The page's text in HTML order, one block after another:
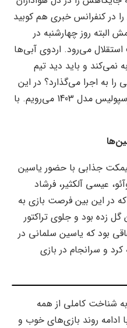
در کنفرانس خبری هم کوبید
روز چهارشنبه در
می‌رود. اردوی آبی‌ها
نمی‌کند و باید دید تیم
به اجرا می‌گذارد؟ در این
مطلب به سراغ تاثیر گاریدو بر پرسپولیس مدل 1403 می‌رویم. با
نیمکت جذابی با حضور یاسین
عیسی آلکثیر، فرشاد
در این بین فرصت بازی به
زده بود و جلوی تراکتور
بود که یاسین سلمانی در
و سرانجام در بازی
شناخت کاملی از همه
ادامه روند بازی‌های خوب و